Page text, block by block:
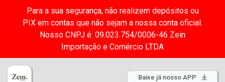
Para a sua segurança, não realizem depósitos ou
PIX em contas que não sejam a nossa conta oficial.
Nosso CNPJ é: 09.023.754/0006-46 Zein
Importação e Comércio LTDA
Baixe já nosso APP